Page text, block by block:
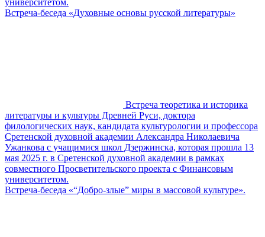
Встреча-беседа «Духовные основы русской литературы»
Встреча теоретика и историка
литературы и культуры Древней Руси, доктора
филологических наук, кандидата культурологии и профессора
Сретенской духовной академии Александра Николаевича
Ужанкова с учащимися школ Дзержинска, которая прошла 13
мая 2025 г. в Сретенской духовной академии в рамках
совместного Просветительского проекта с Финансовым
университетом.
Встреча-беседа «“Добро-злые” миры в массовой культуре».